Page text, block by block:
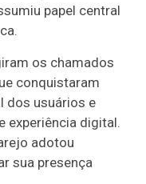
papel central
os chamados
conquistaram
dos usuários e
experiência digital.
adotou
sua presença